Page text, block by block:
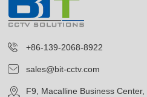
+86-139-2068-8922
sales@bit-cctv.com
F9, Macalline Business